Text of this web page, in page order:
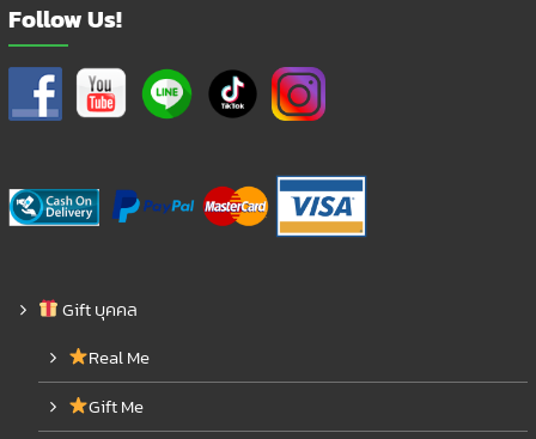
Follow Us!
Gift บุคคล
Real Me
Gift Me